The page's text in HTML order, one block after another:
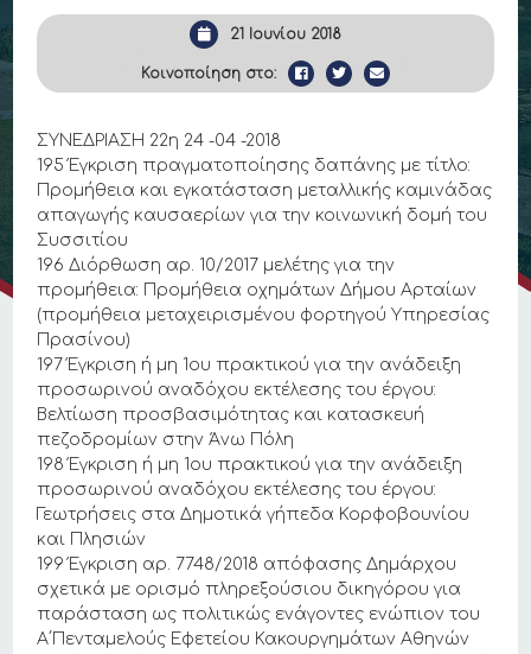
21 Ιουνίου 2018
Κοινοποίηση στο:
ΣΥΝΕΔΡΙΑΣΗ 22η 24 -04 -2018
195 Έγκριση πραγματοποίησης δαπάνης με τίτλο:
Προμήθεια και εγκατάσταση μεταλλικής καμινάδας
απαγωγής καυσαερίων για την κοινωνική δομή του
Συσσιτίου
196 Διόρθωση αρ. 10/2017 μελέτης για την
προμήθεια: Προμήθεια οχημάτων Δήμου Αρταίων
(προμήθεια μεταχειρισμένου φορτηγού Υπηρεσίας
Πρασίνου)
197 Έγκριση ή μη 1ου πρακτικού για την ανάδειξη
προσωρινού αναδόχου εκτέλεσης του έργου:
Βελτίωση προσβασιμότητας και κατασκευή
πεζοδρομίων στην Άνω Πόλη
198 Έγκριση ή μη 1ου πρακτικού για την ανάδειξη
προσωρινού αναδόχου εκτέλεσης του έργου:
Γεωτρήσεις στα Δημοτικά γήπεδα Κορφοβουνίου
και Πλησιών
199 Έγκριση αρ. 7748/2018 απόφασης Δημάρχου
σχετικά με ορισμό πληρεξούσιου δικηγόρου για
παράσταση ως πολιτικώς ενάγοντες ενώπιον του
Α΄Πενταμελούς Εφετείου Κακουργημάτων Αθηνών